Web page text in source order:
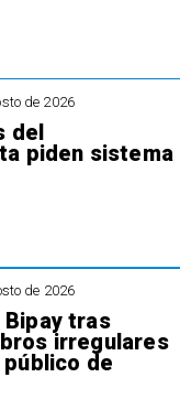
de 2026
del
piden sistema
de 2026
Bipay tras
irregulares
de